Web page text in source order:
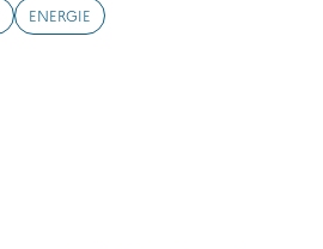
ENERGIE